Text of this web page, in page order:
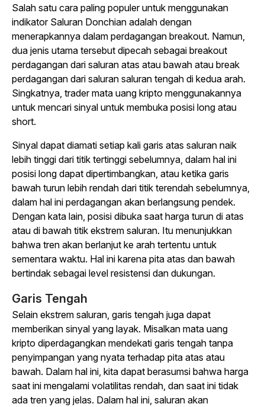
Salah satu cara paling populer untuk menggunakan
indikator Saluran Donchian adalah dengan
menerapkannya dalam perdagangan breakout. Namun,
dua jenis utama tersebut dipecah sebagai breakout
perdagangan dari saluran atas atau bawah atau break
perdagangan dari saluran saluran tengah di kedua arah.
Singkatnya, trader mata uang kripto menggunakannya
untuk mencari sinyal untuk membuka posisi long atau
short.
Sinyal dapat diamati setiap kali garis atas saluran naik
lebih tinggi dari titik tertinggi sebelumnya, dalam hal ini
posisi long dapat dipertimbangkan, atau ketika garis
bawah turun lebih rendah dari titik terendah sebelumnya,
dalam hal ini perdagangan akan berlangsung pendek.
Dengan kata lain, posisi dibuka saat harga turun di atas
atau di bawah titik ekstrem saluran. Itu menunjukkan
bahwa tren akan berlanjut ke arah tertentu untuk
sementara waktu. Hal ini karena pita atas dan bawah
bertindak sebagai level resistensi dan dukungan.
Garis Tengah
Selain ekstrem saluran, garis tengah juga dapat
memberikan sinyal yang layak. Misalkan mata uang
kripto diperdagangkan mendekati garis tengah tanpa
penyimpangan yang nyata terhadap pita atas atau
bawah. Dalam hal ini, kita dapat berasumsi bahwa harga
saat ini mengalami volatilitas rendah, dan saat ini tidak
ada tren yang jelas. Dalam hal ini, saluran akan